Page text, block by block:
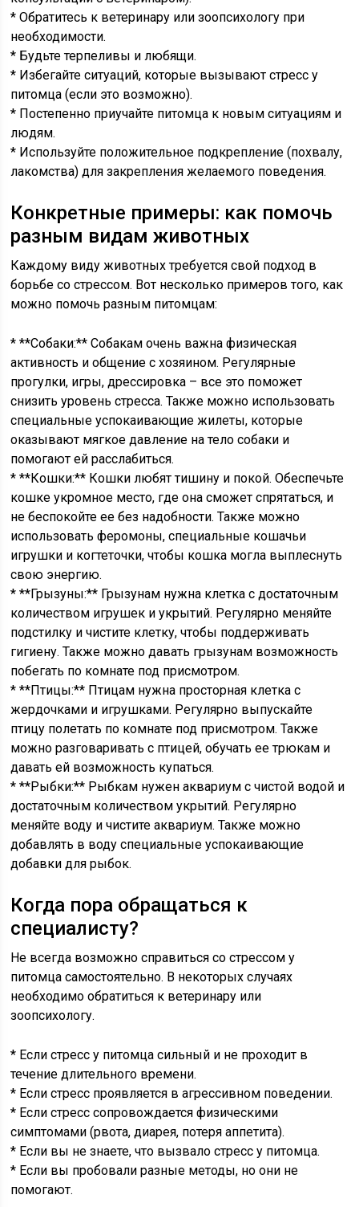
* Обратитесь к ветеринару или зоопсихологу при
необходимости.
* Будьте терпеливы и любящи.
* Избегайте ситуаций, которые вызывают стресс у
питомца (если это возможно).
* Постепенно приучайте питомца к новым ситуациям и
людям.
* Используйте положительное подкрепление (похвалу,
лакомства) для закрепления желаемого поведения.
Конкретные примеры: как помочь
разным видам животных
Каждому виду животных требуется свой подход в
борьбе со стрессом. Вот несколько примеров того, как
можно помочь разным питомцам:
* **Собаки:** Собакам очень важна физическая
активность и общение с хозяином. Регулярные
прогулки, игры, дрессировка – все это поможет
снизить уровень стресса. Также можно использовать
специальные успокаивающие жилеты, которые
оказывают мягкое давление на тело собаки и
помогают ей расслабиться.
* **Кошки:** Кошки любят тишину и покой. Обеспечьте
кошке укромное место, где она сможет спрятаться, и
не беспокойте ее без надобности. Также можно
использовать феромоны, специальные кошачьи
игрушки и когтеточки, чтобы кошка могла выплеснуть
свою энергию.
* **Грызуны:** Грызунам нужна клетка с достаточным
количеством игрушек и укрытий. Регулярно меняйте
подстилку и чистите клетку, чтобы поддерживать
гигиену. Также можно давать грызунам возможность
побегать по комнате под присмотром.
* **Птицы:** Птицам нужна просторная клетка с
жердочками и игрушками. Регулярно выпускайте
птицу полетать по комнате под присмотром. Также
можно разговаривать с птицей, обучать ее трюкам и
давать ей возможность купаться.
* **Рыбки:** Рыбкам нужен аквариум с чистой водой и
достаточным количеством укрытий. Регулярно
меняйте воду и чистите аквариум. Также можно
добавлять в воду специальные успокаивающие
добавки для рыбок.
Когда пора обращаться к
специалисту?
Не всегда возможно справиться со стрессом у
питомца самостоятельно. В некоторых случаях
необходимо обратиться к ветеринару или
зоопсихологу.
* Если стресс у питомца сильный и не проходит в
течение длительного времени.
* Если стресс проявляется в агрессивном поведении.
* Если стресс сопровождается физическими
симптомами (рвота, диарея, потеря аппетита).
* Если вы не знаете, что вызвало стресс у питомца.
* Если вы пробовали разные методы, но они не
помогают.